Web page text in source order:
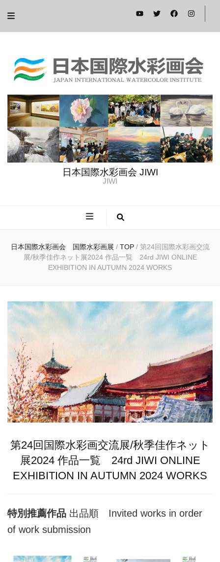
日本国際水彩画会 JIWI
JIWI
日本国際水彩画会 国際水彩画展 / TOP / 第24回国際水彩画交流
展/秋季佳作ネット展2024 作品一覧 24rd JIWI ONLINE
EXHIBITION IN AUTUMN 2024 WORKS
第24回国際水彩画交流展/秋季佳作ネット
展2024 作品一覧 24rd JIWI ONLINE
EXHIBITION IN AUTUMN 2024 WORKS
特別推薦作品 出品順 Invited works in order
of work submission